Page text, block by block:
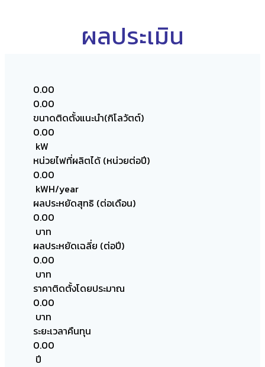
ผลประเมิน
0.00
0.00
ขนาดติดตั้งแนะนำ(กิโลวัตต์)
0.00
kW
หน่วยไฟที่ผลิตได้ (หน่วยต่อปี)
0.00
kWH/year
ผลประหยัดสุทธิ (ต่อเดือน)
0.00
บาท
ผลประหยัดเฉลี่ย (ต่อปี)
0.00
บาท
ราคาติดตั้งโดยประมาณ
0.00
บาท
ระยะเวลาคืนทุน
0.00
ปี